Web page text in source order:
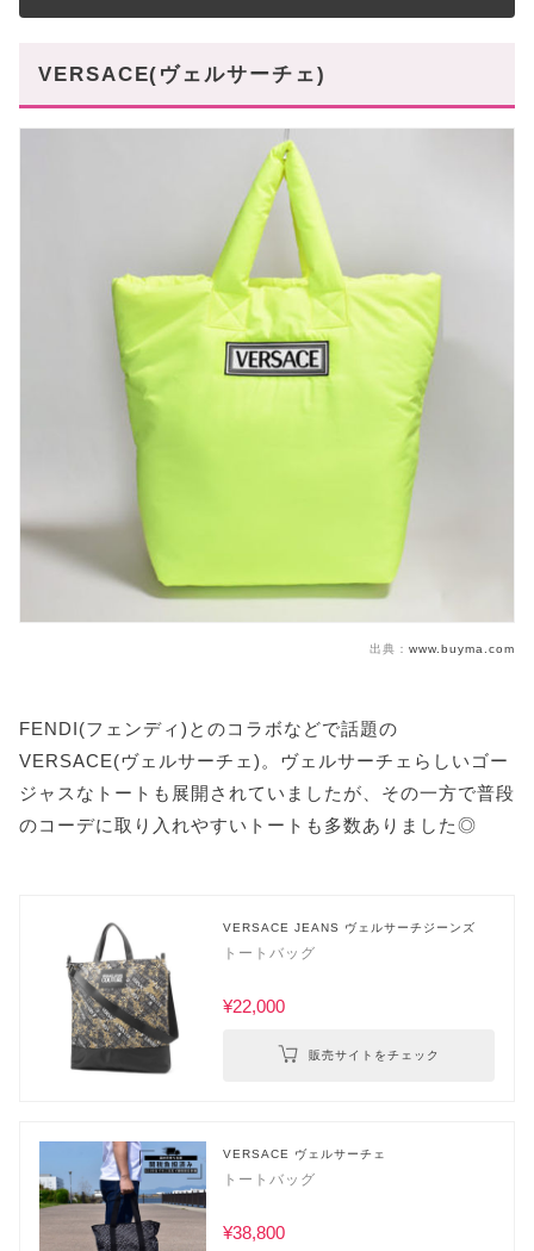
VERSACE(ヴェルサーチェ)
出典： www.buyma.com
FENDI(フェンディ)とのコラボなどで話題の
VERSACE(ヴェルサーチェ)。ヴェルサーチェらしいゴー
ジャスなトートも展開されていましたが、その一方で普段
のコーデに取り入れやすいトートも多数ありました◎
VERSACE JEANS ヴェルサーチジーンズ
トートバッグ
¥22,000
販売サイトをチェック
VERSACE ヴェルサーチェ
トートバッグ
¥38,800